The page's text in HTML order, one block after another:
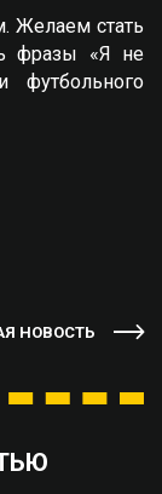
Желаем стать
фразы «Я не
НОВОСТЬ